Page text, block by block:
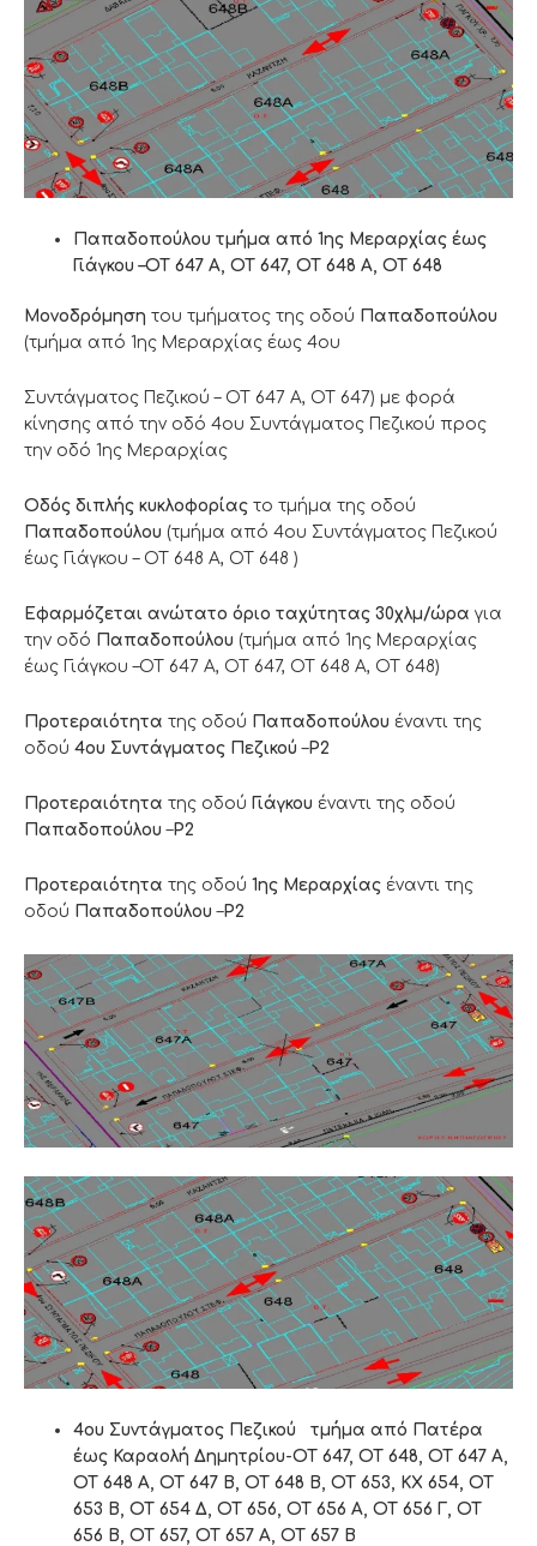
Παπαδοπούλου τμήμα από 1ης Μεραρχίας έως
Γιάγκου –ΟΤ 647 Α, ΟΤ 647, ΟΤ 648 Α, ΟΤ 648
Μονοδρόμηση του τμήματος της οδού Παπαδοπούλου
(τμήμα από 1ης Μεραρχίας έως 4ου
Συντάγματος Πεζικού – ΟΤ 647 Α, ΟΤ 647) με φορά
κίνησης από την οδό 4ου Συντάγματος Πεζικού προς
την οδό 1ης Μεραρχίας
Οδός διπλής κυκλοφορίας το τμήμα της οδού
Παπαδοπούλου (τμήμα από 4ου Συντάγματος Πεζικού
έως Γιάγκου – ΟΤ 648 Α, ΟΤ 648 )
Eφαρμόζεται ανώτατο όριο ταχύτητας 30χλμ/ώρα για
την οδό Παπαδοπούλου (τμήμα από 1ης Μεραρχίας
έως Γιάγκου –ΟΤ 647 Α, ΟΤ 647, ΟΤ 648 Α, ΟΤ 648)
Προτεραιότητα της οδού Παπαδοπούλου έναντι της
οδού 4ου Συντάγματος Πεζικού–Ρ2
Προτεραιότητα της οδού Γιάγκου έναντι της οδού
Παπαδοπούλου–Ρ2
Προτεραιότητα της οδού 1ης Μεραρχίας έναντι της
οδού Παπαδοπούλου–Ρ2
4ου Συντάγματος Πεζικού τμήμα από Πατέρα
έως Καραολή Δημητρίου-ΟΤ 647, ΟΤ 648, ΟΤ 647 Α,
ΟΤ 648 Α, ΟΤ 647 Β, ΟΤ 648 Β, ΟΤ 653, ΚΧ 654, ΟΤ
653 Β, ΟΤ 654 Δ, ΟΤ 656, ΟΤ 656 Α, ΟΤ 656 Γ, ΟΤ
656 Β, ΟΤ 657, ΟΤ 657 Α, ΟΤ 657 Β